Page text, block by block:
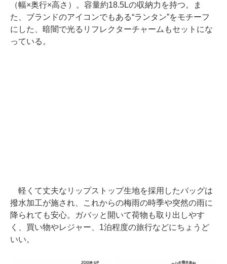
（幅×奥行×高さ）。容量約18.5Lの収納力を持つ。ま
た、ブランドのアイコンでもある“ランタン”をモチーフ
にした、暗闇で光るリフレクターチャームもセットにな
っている。
軽くて丈夫なリップストップ生地を採用したバッグは
撥水加工が施され、これからの梅雨の時季や突然の雨に
降られても安心。ガバッと開いて荷物も取り出しやす
く、買い物やレジャー、1泊程度の旅行などにちょうど
いい。